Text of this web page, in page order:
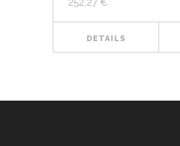
DETAILS